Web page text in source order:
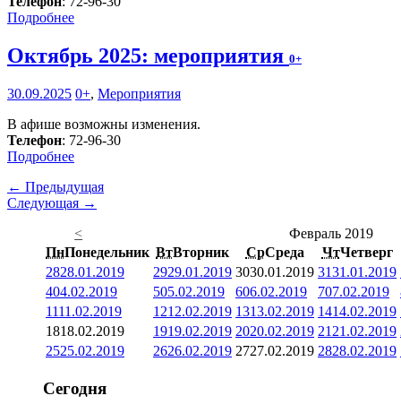
Подробнее
Октябрь 2025: мероприятия 0+
30.09.2025 0+, Мероприятия
В афише возможны изменения.
Телефон: 72-96-30
Подробнее
← Предыдущая
Следующая →
<
Февраль 2019
ПнПонедельник ВтВторник СрСреда ЧтЧетверг
2828.01.2019 2929.01.2019 3030.01.2019 3131.01.2019
404.02.2019 505.02.2019 606.02.2019 707.02.2019
1111.02.2019 1212.02.2019 1313.02.2019 1414.02.2019
1818.02.2019 1919.02.2019 2020.02.2019 21 21.02.2019
2525.02.2019 2626.02.2019 2727.02.2019 2828.02.2019
Сегодня